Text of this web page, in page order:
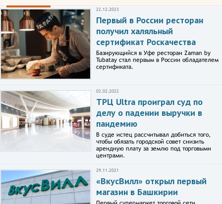
22.12.2023
Первый в России ресторан
получил халяльный
сертификат Роскачества
Базирующийся в Уфе ресторан Zaman by
Tubatay стал первым в России обладателем
сертификата.
02.02.2022
ТРЦ Ultra проиграл суд по
делу о падении выручки в
пандемию
В суде истец рассчитывал добиться того,
чтобы обязать городской совет снизить
арендную плату за землю под торговыми
центрами.
29.11.2021
«ВкусВилл» открыл первый
магазин в Башкирии